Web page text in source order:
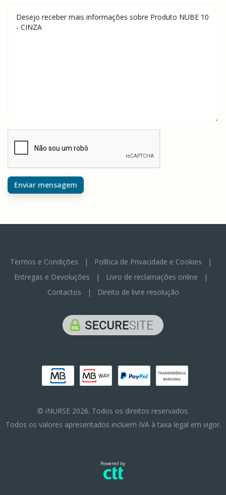
Enviar mensagem
Termos e Condições | Política de Privacidade e Cookies |
Entregas e Devoluções | Livro de reclamações online |
Contactos | Direito de livre resolução
© iNURSE 2026. Todos os direitos reservados.
Todos os valores apresentados incluem IVA à taxa legal em vigor.
Powered by